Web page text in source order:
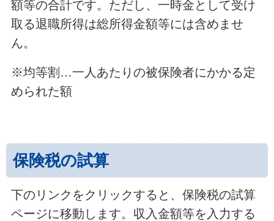
額等の合計です。ただし、一時金として受け
取る退職所得は総所得金額等には含めませ
ん。
※均等割…一人あたりの被保険者にかかる定
められた額
保険税の試算
下のリンクをクリックすると、保険税の試算
ページに移動します。収入金額等を入力する